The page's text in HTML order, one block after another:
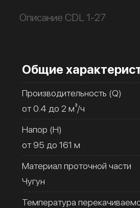
Описание CDL 1-27
Общие
Производительность (Q)
от 0.4 до 2 м³/ч
Напор (H)
от 95 до 161 м
Материал проточной части
Чугун
Температура